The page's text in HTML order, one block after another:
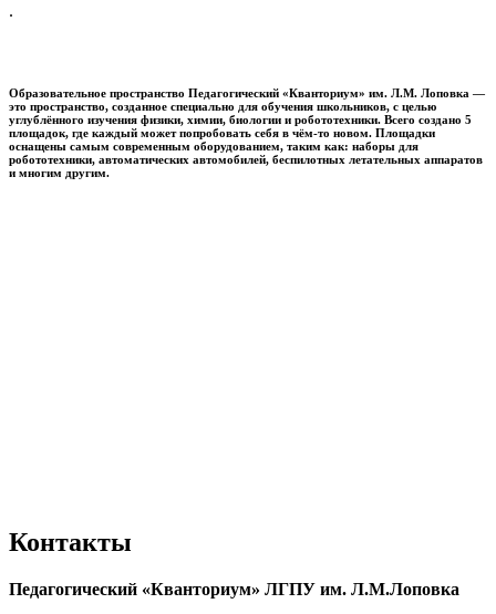
.
Образовательное пространство Педагогический «Кванториум» им. Л.М. Лоповка —
это пространство, созданное специально для обучения школьников, с целью
углублённого изучения физики, химии, биологии и робототехники. Всего создано 5
площадок, где каждый может попробовать себя в чём-то новом. Площадки
оснащены самым современным оборудованием, таким как: наборы для
робототехники, автоматических автомобилей, беспилотных летательных аппаратов
и многим другим.
Контакты
Педагогический «Кванториум» ЛГПУ им. Л.М.Лоповка